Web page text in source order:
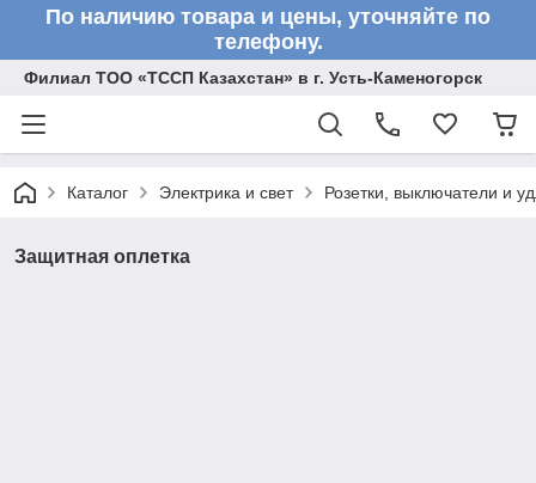
По наличию товара и цены, уточняйте по
телефону.
Филиал ТОО «ТССП Казахстан» в г. Усть-Каменогорск
Каталог Электрика и свет Розетки, выключатели и
Защитная оплетка